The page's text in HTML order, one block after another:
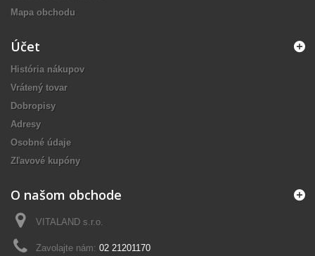
Mapa obchodu
Účet
História nákupov
Vrátený tovar
Dobropisy
Adresy
Osobné údaje
Zľavové kupóny
O našom obchode
VITALAND s.r.o.
Zavolajte nám: 02 21201170